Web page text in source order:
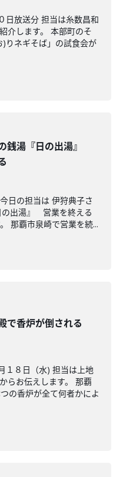
日放送分 担当は糸数昌和
介します。 本部町のそ
りネギそば」の試食会が
銭湯『日の出湯』
日の担当は 伊狩典子さ
の出湯』 営業を終える
那覇市泉崎で営業を続...
で香炉が倒される
８日（水) 担当は上地
らお伝えします。 那覇
の香炉が全て何者かによ